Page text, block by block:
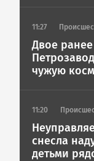
11:27
Двое
чужую
11:20
снесла
детьми